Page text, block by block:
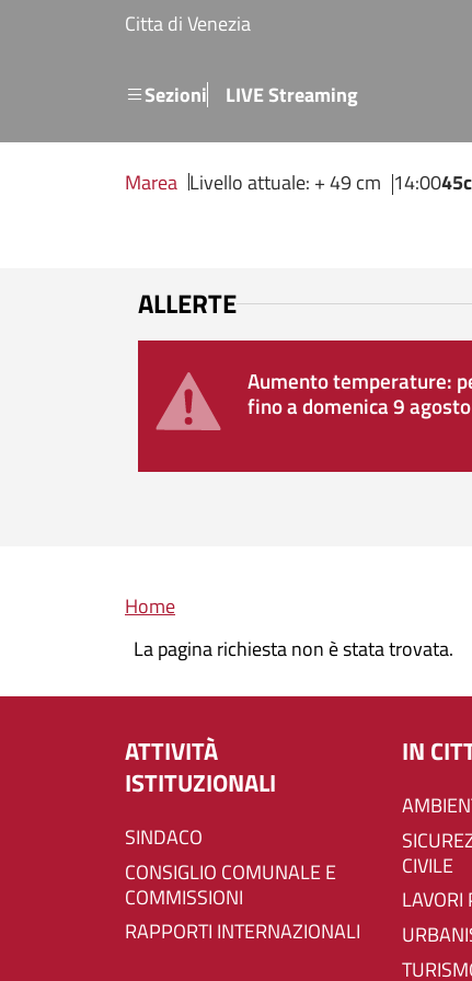
Salta al contenuto principale
Citta di Venezia
SezioniMenu secondario
LIVE Streaming
Marea Livello attuale: + 49 cm 14:00
ALLERTE
Aumento temperature:
fino a domenica 9 agosto
Briciole di pane
Home
La pagina richiesta non è stata trovata.
ATTIVITÀ
ISTITUZIONALI
SINDACO
CONSIGLIO COMUNALE E
COMMISSIONI
RAPPORTI INTERNAZIONALI
IN
SICUREZZA E PROTEZIONE
CIVILE